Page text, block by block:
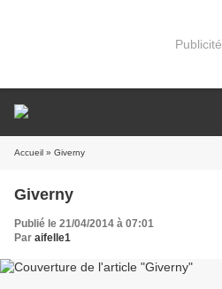
Publicité
Accueil » Giverny
Giverny
Publié le 21/04/2014 à 07:01
Par aifelle1